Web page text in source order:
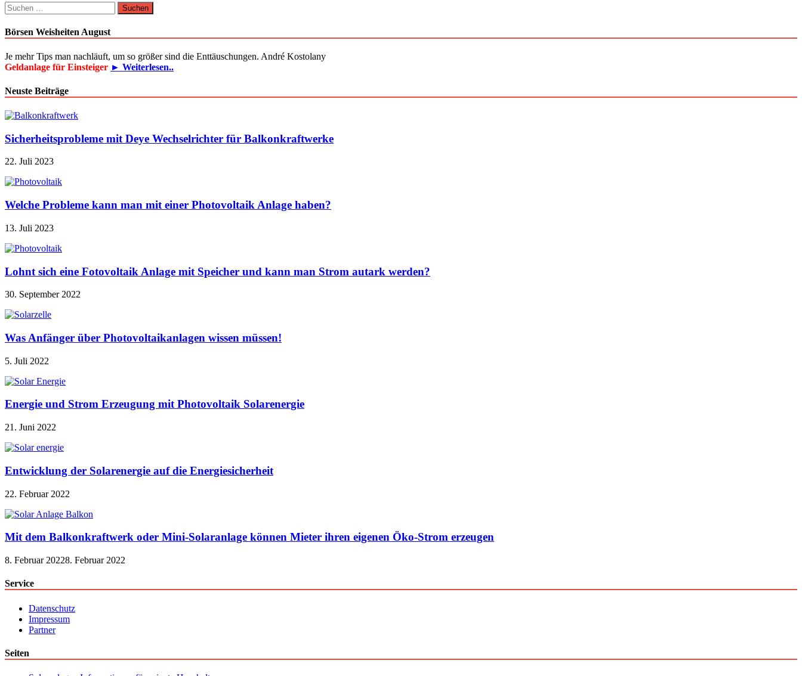
Suchen
nach:
Börsen Weisheiten August
Je mehr Tips man nachläuft, um so größer sind die Enttäuschungen. André Kostolany
Geldanlage für Einsteiger ► Weiterlesen..
Neuste Beiträge
Sicherheitsprobleme mit Deye Wechselrichter für Balkonkraftwerke
22. Juli 2023
Welche Probleme kann man mit einer Photovoltaik Anlage haben?
13. Juli 2023
Lohnt sich eine Fotovoltaik Anlage mit Speicher und kann man Strom autark werden?
30. September 2022
Was Anfänger über Photovoltaikanlagen wissen müssen!
5. Juli 2022
Energie und Strom Erzeugung mit Photovoltaik Solarenergie
21. Juni 2022
Entwicklung der Solarenergie auf die Energiesicherheit
22. Februar 2022
Mit dem Balkonkraftwerk oder Mini-Solaranlage können Mieter ihren eigenen Öko-Strom erzeugen
8. Februar 20228. Februar 2022
Service
Datenschutz
Impressum
Partner
Seiten